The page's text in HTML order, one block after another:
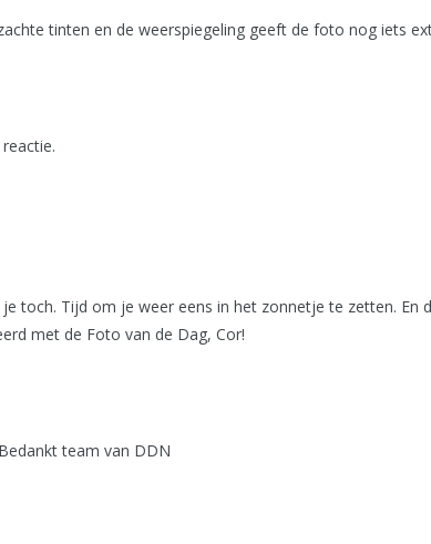
tinten en de weerspiegeling geeft de foto nog iets
toch. Tijd om je weer eens in het zonnetje te zetten.
met de Foto van de Dag, Cor!
team van DDN